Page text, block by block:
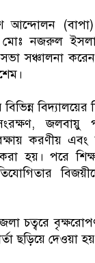
আন্দোলন
মোঃ নজরুল
সঞ্চালনা
বিদ্যালয়ের
জলবায়ু
করণীয় এবং
হয়। পরে
চত্বরে
ছড়িয়ে দেওয়া